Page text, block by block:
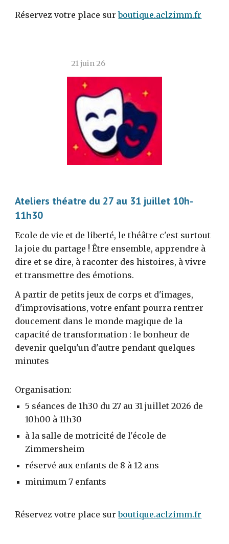
Réservez votre place surboutique.aclzimm.fr
21 juin 26
Ateliers théatre du 27 au 31 juillet 10h-
11h30
Ecole de vie et de liberté, le théâtre c'est surtout
la joie du partage ! Être ensemble, apprendre à
dire et se dire, à raconter des histoires, à vivre
et transmettre des émotions.
A partir de petits jeux de corps et d'images,
d'improvisations, votre enfant pourra rentrer
doucement dans le monde magique de la
capacité de transformation : le bonheur de
devenir quelqu'un d'autre pendant quelques
minutes
Organisation:
5 séances de 1h30 du 27 au 31 juillet 2026 de
10h00 à 11h30
à la salle de motricité de l'école de
Zimmersheim
réservé aux enfants de 8 à 12 ans
minimum 7 enfants
Réservez votre place surboutique.aclzimm.fr